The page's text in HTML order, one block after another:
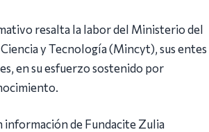
resalta la labor del Ministerio del
y Tecnología (Mincyt), sus entes
en su esfuerzo sostenido por
de Fundacite Zulia